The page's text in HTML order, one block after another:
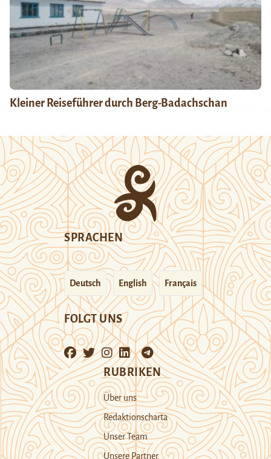
Kleiner Reiseführer durch Berg-Badachschan
SPRACHEN
Deutsch English Français
FOLGT UNS
RUBRIKEN
Über uns
Redaktionscharta
Unser Team
Unsere Partner